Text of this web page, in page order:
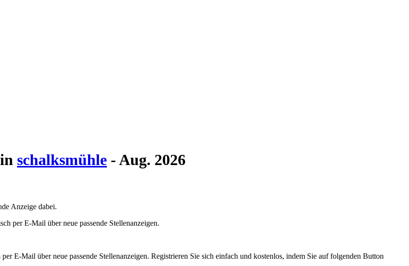
schalksmühle - Aug. 2026
Anzeige dabei.
per E-Mail über neue passende Stellenanzeigen.
E-Mail über neue passende Stellenanzeigen. Registrieren Sie sich einfach und kostenlos, indem Sie auf folgenden Button